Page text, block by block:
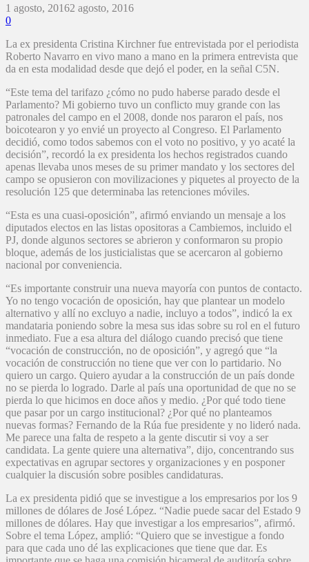
1 agosto, 20162 agosto, 2016
0
La ex presidenta Cristina Kirchner fue entrevistada por el periodista
Roberto Navarro en vivo mano a mano en la primera entrevista que
da en esta modalidad desde que dejó el poder, en la señal C5N.
“Este tema del tarifazo ¿cómo no pudo haberse parado desde el
Parlamento? Mi gobierno tuvo un conflicto muy grande con las
patronales del campo en el 2008, donde nos pararon el país, nos
boicotearon y yo envié un proyecto al Congreso. El Parlamento
decidió, como todos sabemos con el voto no positivo, y yo acaté la
decisión”, recordó la ex presidenta los hechos registrados cuando
apenas llevaba unos meses de su primer mandato y los sectores del
campo se opusieron con movilizaciones y piquetes al proyecto de la
resolución 125 que determinaba las retenciones móviles.
“Esta es una cuasi-oposición”, afirmó enviando un mensaje a los
diputados electos en las listas opositoras a Cambiemos, incluido el
PJ, donde algunos sectores se abrieron y conformaron su propio
bloque, además de los justicialistas que se acercaron al gobierno
nacional por conveniencia.
“Es importante construir una nueva mayoría con puntos de contacto.
Yo no tengo vocación de oposición, hay que plantear un modelo
alternativo y allí no excluyo a nadie, incluyo a todos”, indicó la ex
mandataria poniendo sobre la mesa sus idas sobre su rol en el futuro
inmediato. Fue a esa altura del diálogo cuando precisó que tiene
“vocación de construcción, no de oposición”, y agregó que “la
vocación de construcción no tiene que ver con lo partidario. No
quiero un cargo. Quiero ayudar a la construcción de un país donde
no se pierda lo logrado. Darle al país una oportunidad de que no se
pierda lo que hicimos en doce años y medio. ¿Por qué todo tiene
que pasar por un cargo institucional? ¿Por qué no planteamos
nuevas formas? Fernando de la Rúa fue presidente y no lideró nada.
Me parece una falta de respeto a la gente discutir si voy a ser
candidata. La gente quiere una alternativa”, dijo, concentrando sus
expectativas en agrupar sectores y organizaciones y en posponer
cualquier la discusión sobre posibles candidaturas.
La ex presidenta pidió que se investigue a los empresarios por los 9
millones de dólares de José López. “Nadie puede sacar del Estado 9
millones de dólares. Hay que investigar a los empresarios”, afirmó.
Sobre el tema López, amplió: “Quiero que se investigue a fondo
para que cada uno dé las explicaciones que tiene que dar. Es